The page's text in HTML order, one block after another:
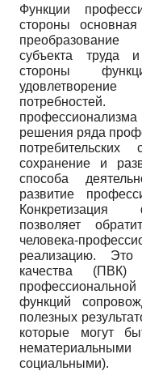
Функции
стороны
преобразование
субъекта труда
стороны
решения ряда
сохранение и
способа
развитие
Конкретизация
позволяет
человека-
реализацию.
качества
функций
полезных
которые могут
социальными).